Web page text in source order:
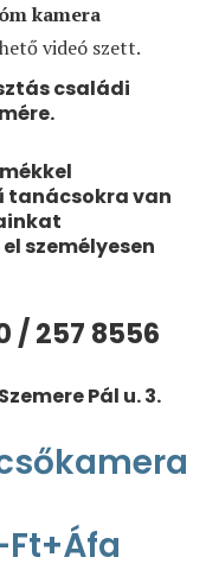
kamera
videó szett.
családi
tanácsokra van
személyesen
/ 257 8556
Pál u. 3.